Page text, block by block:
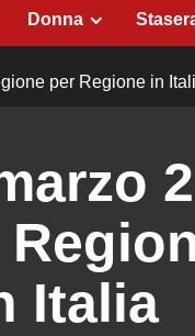
Donna
per Regione in
Italia